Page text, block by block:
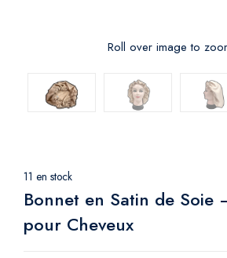
Roll over image to
11 en stock
Bonnet en Satin de Soie
pour Cheveux